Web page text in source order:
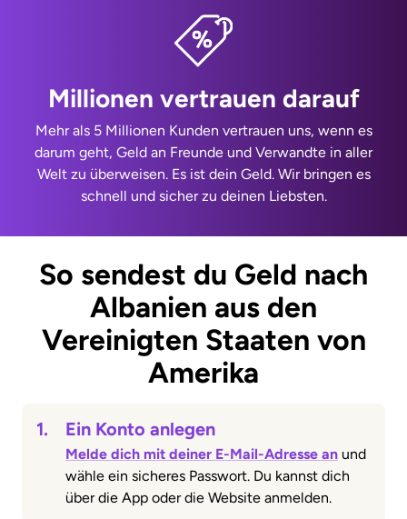
Millionen vertrauen darauf
Mehr als 5 Millionen Kunden vertrauen uns, wenn es
darum geht, Geld an Freunde und Verwandte in aller
Welt zu überweisen. Es ist dein Geld. Wir bringen es
schnell und sicher zu deinen Liebsten.
So sendest du Geld nach
Albanien aus den
Vereinigten Staaten von
Amerika
1. Ein Konto anlegen
Melde dich mit deiner E-Mail-Adresse an und
wähle ein sicheres Passwort. Du kannst dich
über die App oder die Website anmelden.